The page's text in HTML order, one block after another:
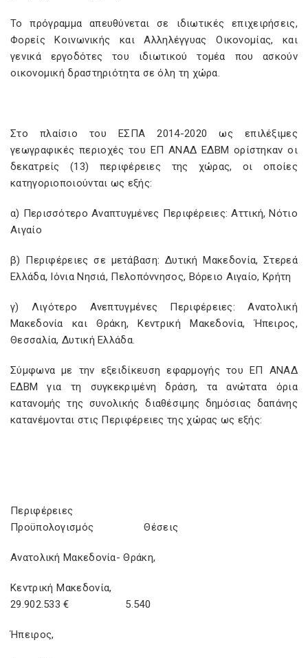
Το πρόγραμμα απευθύνεται σε ιδιωτικές επιχειρήσεις,
Φορείς Κοινωνικής και Αλληλέγγυας Οικονομίας, και
γενικά εργοδότες του ιδιωτικού τομέα που ασκούν
οικονομική δραστηριότητα σε όλη τη χώρα.
Στο πλαίσιο του ΕΣΠΑ 2014-2020 ως επιλέξιμες
γεωγραφικές περιοχές του ΕΠ ΑΝΑΔ ΕΔΒΜ ορίστηκαν οι
δεκατρείς (13) περιφέρειες της χώρας, οι οποίες
κατηγοριοποιούνται ως εξής:
α) Περισσότερο Αναπτυγμένες Περιφέρειες: Αττική, Νότιο
Αιγαίο
β) Περιφέρειες σε μετάβαση: Δυτική Μακεδονία, Στερεά
Ελλάδα, Ιόνια Νησιά, Πελοπόννησος, Βόρειο Αιγαίο, Κρήτη
γ) Λιγότερο Ανεπτυγμένες Περιφέρειες: Ανατολική
Μακεδονία και Θράκη, Κεντρική Μακεδονία, Ήπειρος,
Θεσσαλία, Δυτική Ελλάδα.
Σύμφωνα με την εξειδίκευση εφαρμογής του ΕΠ ΑΝΑΔ
ΕΔΒΜ για τη συγκεκριμένη δράση, τα ανώτατα όρια
κατανομής της συνολικής διαθέσιμης δημόσιας δαπάνης
κατανέμονται στις Περιφέρειες της χώρας ως εξής:
Περιφέρειες
Προϋπολογισμός Θέσεις
Ανατολική Μακεδονία- Θράκη,
Κεντρική Μακεδονία,
29.902.533 € 5.540
Ήπειρος,